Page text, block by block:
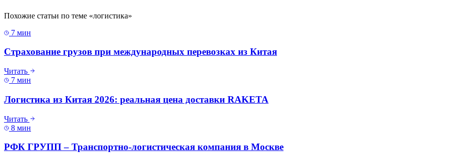
Похожие статьи по теме «логистика»
7 мин
Страхование грузов при международных перевозках из Китая
Читать
7 мин
Логистика из Китая 2026: реальная цена доставки RAKETA
Читать
8 мин
РФК ГРУПП – Транспортно-логистическая компания в Москве